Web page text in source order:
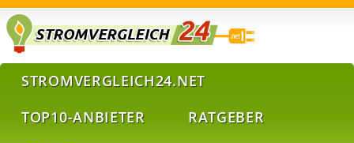
STROMVERGLEICH24.NET
TOP10-ANBIETER
RATGEBER